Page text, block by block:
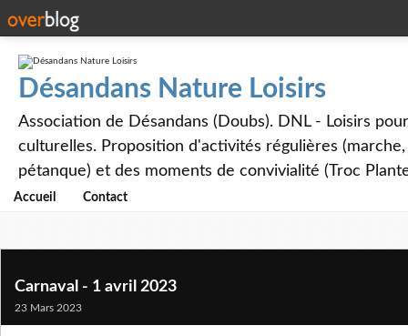
Désandans Nature Loisirs
Association de Désandans (Doubs). DNL - Loisirs
culturelles. Proposition d'activités régulières
pétanque) et des moments de convivialité (Troc
Accueil Contact
Carnaval - 1 avril 2023
23 Mars 2023